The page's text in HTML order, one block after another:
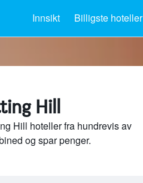
Innsikt Billigste hoteller
Hill
Hill hoteller fra hundrevis av
og spar penger.